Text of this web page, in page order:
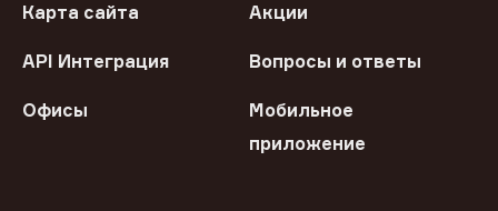
Карта сайта Акции
API Интеграция Вопросы и ответы
Офисы
Мобильное
приложение